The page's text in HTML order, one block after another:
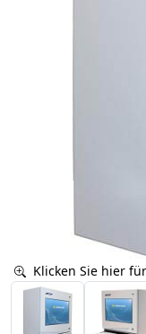
Klicken Sie hier